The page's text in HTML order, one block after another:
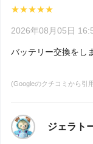
★★★★★
2026年08月05日
バッテリー交換をし
(Googleのクチコミから引
ジェラト